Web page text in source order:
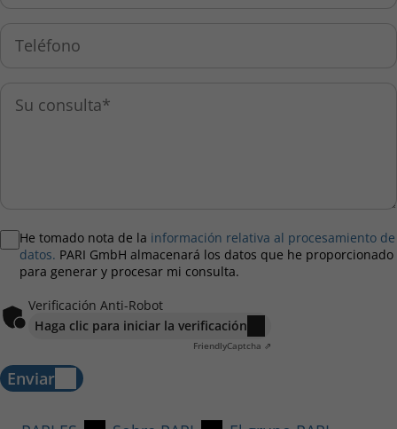
He tomado nota de la información relativa al procesamiento de
datos. PARI GmbH almacenará los datos que he proporcionado
para generar y procesar mi consulta.
Verificación Anti-Robot
Haga clic para iniciar la verificación
FriendlyCaptcha ⇗
Enviar